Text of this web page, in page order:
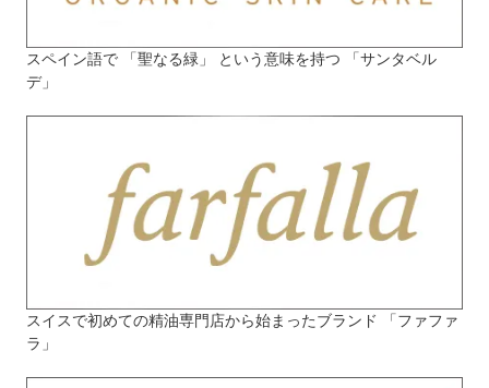
スペイン語で 「聖なる緑」 という意味を持つ 「サンタベル
デ」
スイスで初めての精油専門店から始まったブランド 「ファファ
ラ」